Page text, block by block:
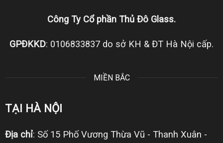
Công Ty Cổ phần Thủ Đô Glass.
GPĐKKD: 0106833837 do sở KH & ĐT Hà Nội cấp.
MIỀN BẮC
TẠI HÀ NỘI
Địa chỉ: Số 15 Phố Vương Thừa Vũ - Thanh Xuân -